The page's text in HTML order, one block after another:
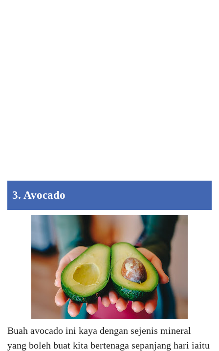
3. Avocado
Buah avocado ini kaya dengan sejenis mineral
yang boleh buat kita bertenaga sepanjang hari iaitu